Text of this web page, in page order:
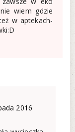
wiem gdzie
w aptekach-
2016